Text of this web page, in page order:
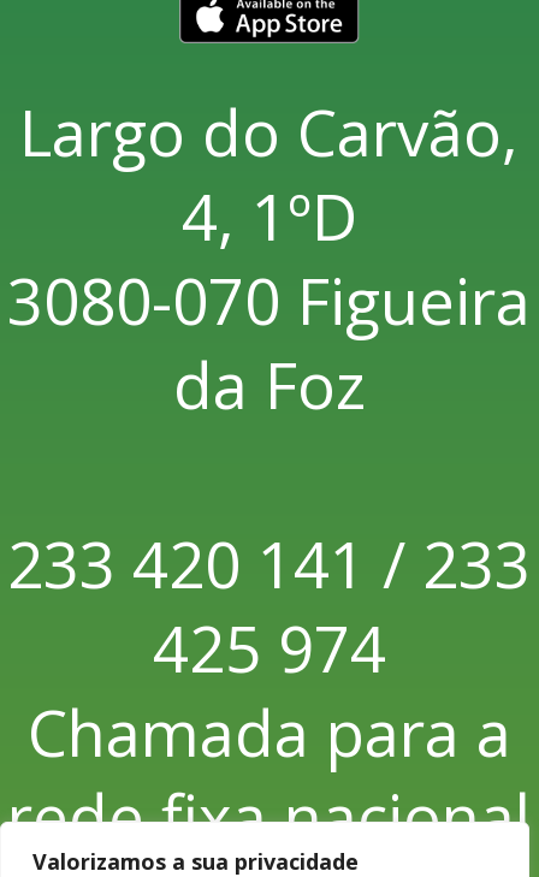
Valorizamos a sua privacidade
Largo do Carvão,
4, 1ºD
3080-070 Figueira
da Foz
233 420 141 / 233
425 974
Chamada para a
rede fixa nacional